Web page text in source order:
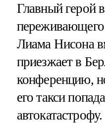
Главный герой
переживающего
Лиама Нисона
приезжает в
конференцию,
его такси